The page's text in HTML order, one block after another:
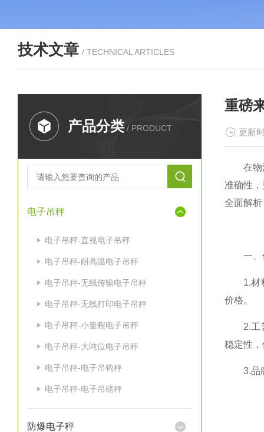
技术文章 / TECHNICAL ARTICLES
产品分类 / PRODUCT
电子吊秤
电子吊秤-直视电子吊秤
电子吊秤-耐高温电子吊秤
电子吊秤-无线传输电子吊秤
电子吊秤-无线打印电子吊秤
电子吊秤-小量程电子吊秤
电子吊秤-大吨位电子吊秤
电子吊秤-电子吊钩秤
电子吊秤-电子吊磅秤
防爆电子秤
重磅
更新
在物流
准确性
全面解
一、
1.材料
价格。
2.工艺
稳定性
3.品牌